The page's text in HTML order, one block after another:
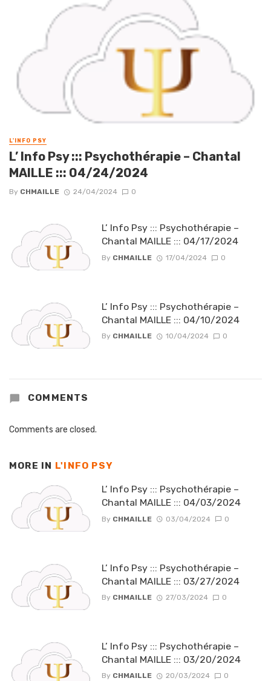
L'INFO PSY
L’ Info Psy ::: Psychothérapie – Chantal
MAILLE ::: 04/24/2024
By CHMAILLE 24/04/2024 0
L’ Info Psy ::: Psychothérapie –
Chantal MAILLE ::: 04/17/2024
By CHMAILLE 17/04/2024 0
L’ Info Psy ::: Psychothérapie –
Chantal MAILLE ::: 04/10/2024
By CHMAILLE 10/04/2024 0
COMMENTS
Comments are closed.
MORE IN L'INFO PSY
L’ Info Psy ::: Psychothérapie –
Chantal MAILLE ::: 04/03/2024
By CHMAILLE 03/04/2024 0
L’ Info Psy ::: Psychothérapie –
Chantal MAILLE ::: 03/27/2024
By CHMAILLE 27/03/2024 0
L’ Info Psy ::: Psychothérapie –
Chantal MAILLE ::: 03/20/2024
By CHMAILLE 20/03/2024 0